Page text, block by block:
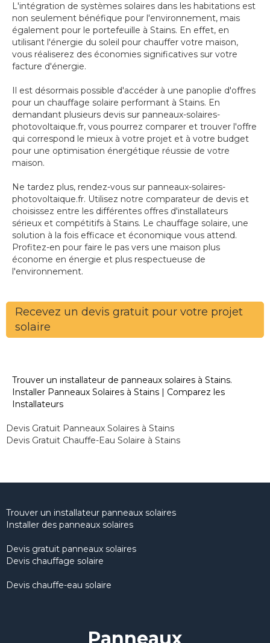
L'intégration de systèmes solaires dans les habitations est
non seulement bénéfique pour l'environnement, mais
également pour le portefeuille à Stains. En effet, en
utilisant l'énergie du soleil pour chauffer votre maison,
vous réaliserez des économies significatives sur votre
facture d'énergie.
Il est désormais possible d'accéder à une panoplie d'offres
pour un chauffage solaire performant à Stains. En
demandant plusieurs devis sur panneaux-solaires-
photovoltaique.fr, vous pourrez comparer et trouver l'offre
qui correspond le mieux à votre projet et à votre budget
pour une optimisation énergétique réussie de votre
maison.
Ne tardez plus, rendez-vous sur panneaux-solaires-
photovoltaique.fr. Utilisez notre comparateur de devis et
choisissez entre les différentes offres d'installateurs
sérieux et compétitifs à Stains. Le chauffage solaire, une
solution à la fois efficace et économique vous attend.
Profitez-en pour faire le pas vers une maison plus
économe en énergie et plus respectueuse de
l'environnement.
Recevez un devis gratuit pour votre projet
solaire
Trouver un installateur de panneaux solaires à Stains.
Installer Panneaux Solaires à Stains | Comparez les
Installateurs
Devis Gratuit Panneaux Solaires à Stains
Devis Gratuit Chauffe-Eau Solaire à Stains
Trouver un installateur panneaux solaires
Installer des panneaux solaires
Devis gratuit panneaux solaires
Devis chauffage solaire
Devis chauffe-eau solaire
Panneaux